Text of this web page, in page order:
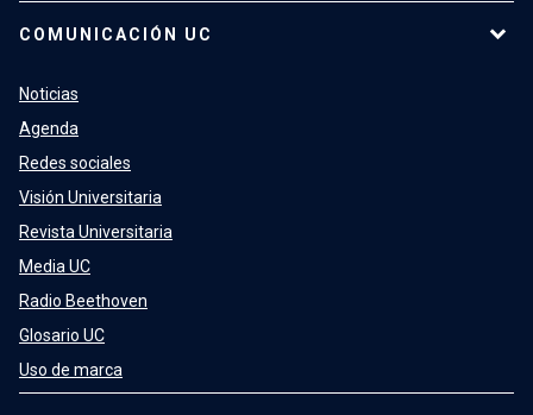
COMUNICACIÓN UC
Noticias
Agenda
Redes sociales
Visión Universitaria
Revista Universitaria
Media UC
Radio Beethoven
Glosario UC
Uso de marca